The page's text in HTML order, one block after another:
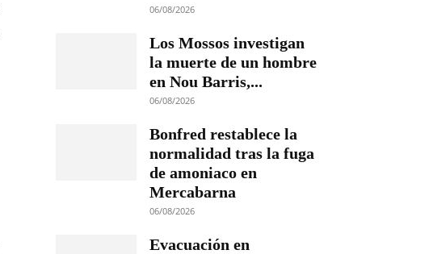
06/08/2026
Los Mossos investigan
la muerte de un hombre
en Nou Barris,...
06/08/2026
Bonfred restablece la
normalidad tras la fuga
de amoniaco en
Mercabarna
06/08/2026
Evacuación en